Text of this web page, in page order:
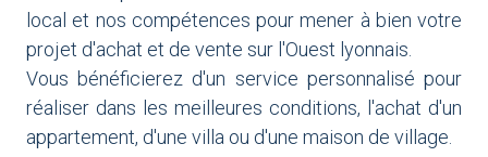
local et nos compétences pour mener à bien votre
projet d'achat et de vente sur l'Ouest lyonnais.
Vous bénéficierez d'un service personnalisé pour
réaliser dans les meilleures conditions, l'achat d'un
appartement, d'une villa ou d'une maison de village.